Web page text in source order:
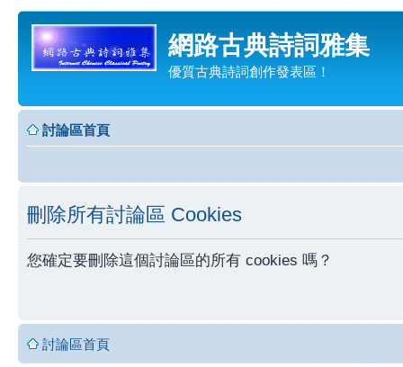
網路古典詩詞雅集
優質古典詩詞創作發表區！
討論區首頁
刪除所有討論區 Cookies
您確定要刪除這個討論區的所有 cookies 嗎？
討論區首頁